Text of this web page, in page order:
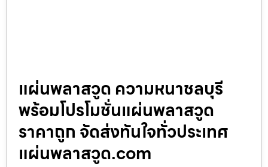
แผ่นพลาสวูด ความหนาชลบุรี
พร้อมโปรโมชั่นแผ่นพลาสวูด
ราคาถูก จัดส่งทันใจทั่วประเทศ
แผ่นพลาสวูด.com